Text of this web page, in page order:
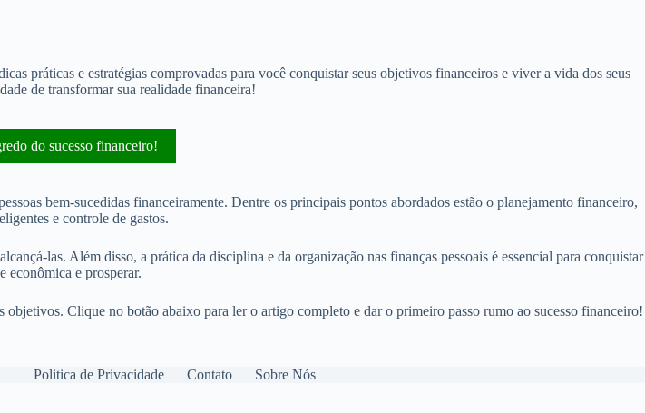
práticas e estratégias comprovadas para você conquistar seus objetivos financeiros e viver a vida dos seus
de transformar sua realidade financeira!
do sucesso financeiro!
bem-sucedidas financeiramente. Dentre os principais pontos abordados estão o planejamento financeiro,
e controle de gastos.
las. Além disso, a prática da disciplina e da organização nas finanças pessoais é essencial para conquistar
econômica e prosperar.
Clique no botão abaixo para ler o artigo completo e dar o primeiro passo rumo ao sucesso financeiro!
Politica de Privacidade Contato Sobre Nós